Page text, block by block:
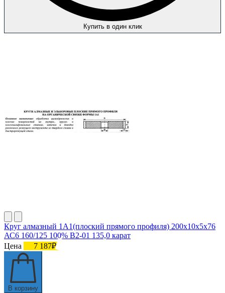
Купить в один клик
Круг алмазный 1А1(плоский прямого профиля) 200х10х5х76
АС6 160/125 100% В2-01 135,0 карат
Цена
7 187₽
В корзину